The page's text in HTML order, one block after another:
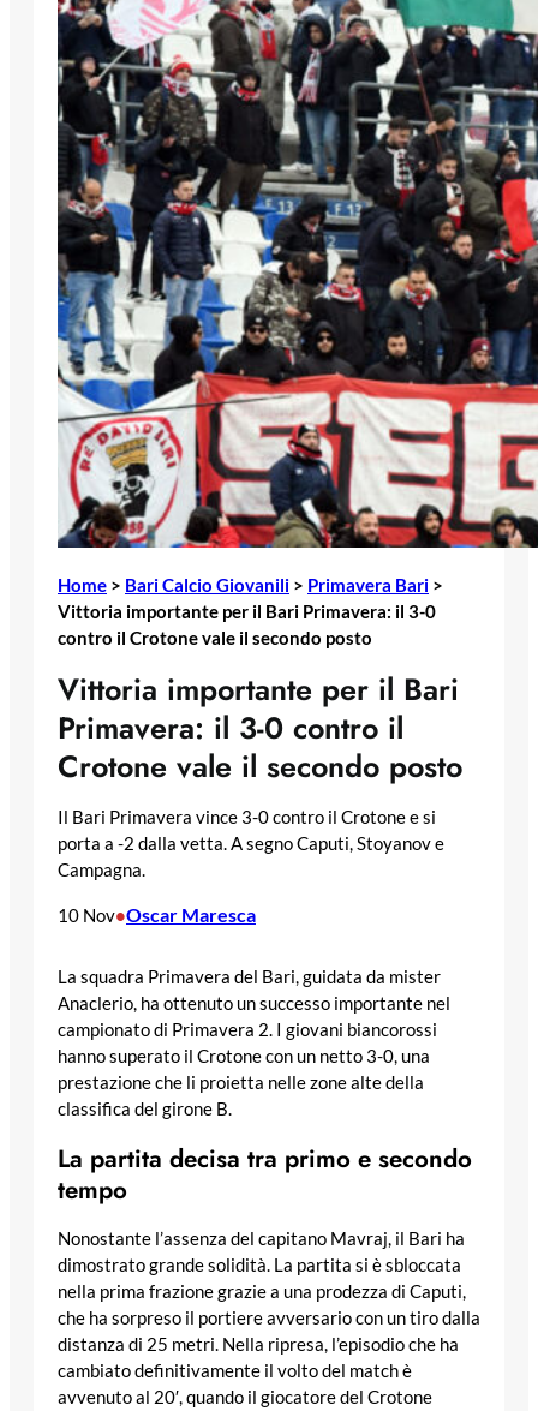
Home > Bari Calcio Giovanili > Primavera Bari >
Vittoria importante per il Bari Primavera: il 3-0
contro il Crotone vale il secondo posto
Vittoria importante per il Bari
Primavera: il 3-0 contro il
Crotone vale il secondo posto
Il Bari Primavera vince 3-0 contro il Crotone e si
porta a -2 dalla vetta. A segno Caputi, Stoyanov e
Campagna.
10 Nov•Oscar Maresca
La squadra Primavera del Bari, guidata da mister
Anaclerio, ha ottenuto un successo importante nel
campionato di Primavera 2. I giovani biancorossi
hanno superato il Crotone con un netto 3-0, una
prestazione che li proietta nelle zone alte della
classifica del girone B.
La partita decisa tra primo e secondo
tempo
Nonostante l’assenza del capitano Mavraj, il Bari ha
dimostrato grande solidità. La partita si è sbloccata
nella prima frazione grazie a una prodezza di Caputi,
che ha sorpreso il portiere avversario con un tiro dalla
distanza di 25 metri. Nella ripresa, l’episodio che ha
cambiato definitivamente il volto del match è
avvenuto al 20′, quando il giocatore del Crotone